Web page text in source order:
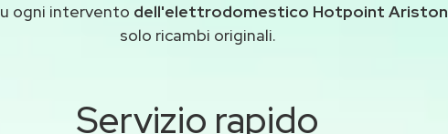
ogni intervento dell'elettrodomestico Hotpoint Ariston
solo ricambi originali.
Servizio rapido